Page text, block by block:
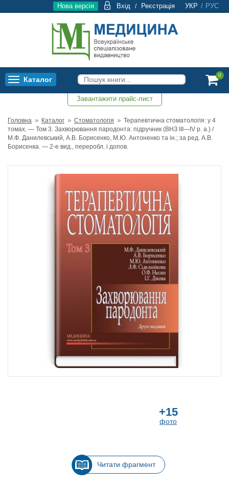
УКР / РУС
Вхід / Реєстрація
Нова версія
Toggle
Каталог
0
Завантажити прайс-лист
Головна Каталог Стоматологія
Терапевтична стоматологія: у 4
томах. — Том 3. Захворювання пародонта: підручник (ВНЗ ІІІ—ІV р. а.) /
М.Ф. Данилевський, А.В. Борисенко, М.Ю. Антоненко та ін.; за ред. А.В.
Борисенка. — 2-е вид., переробл. і допов.
+15
фото
Читати фрагмент